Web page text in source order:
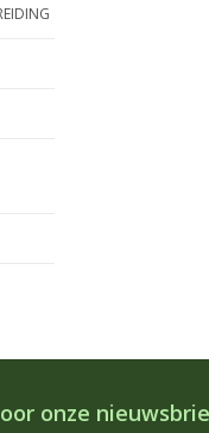
onze